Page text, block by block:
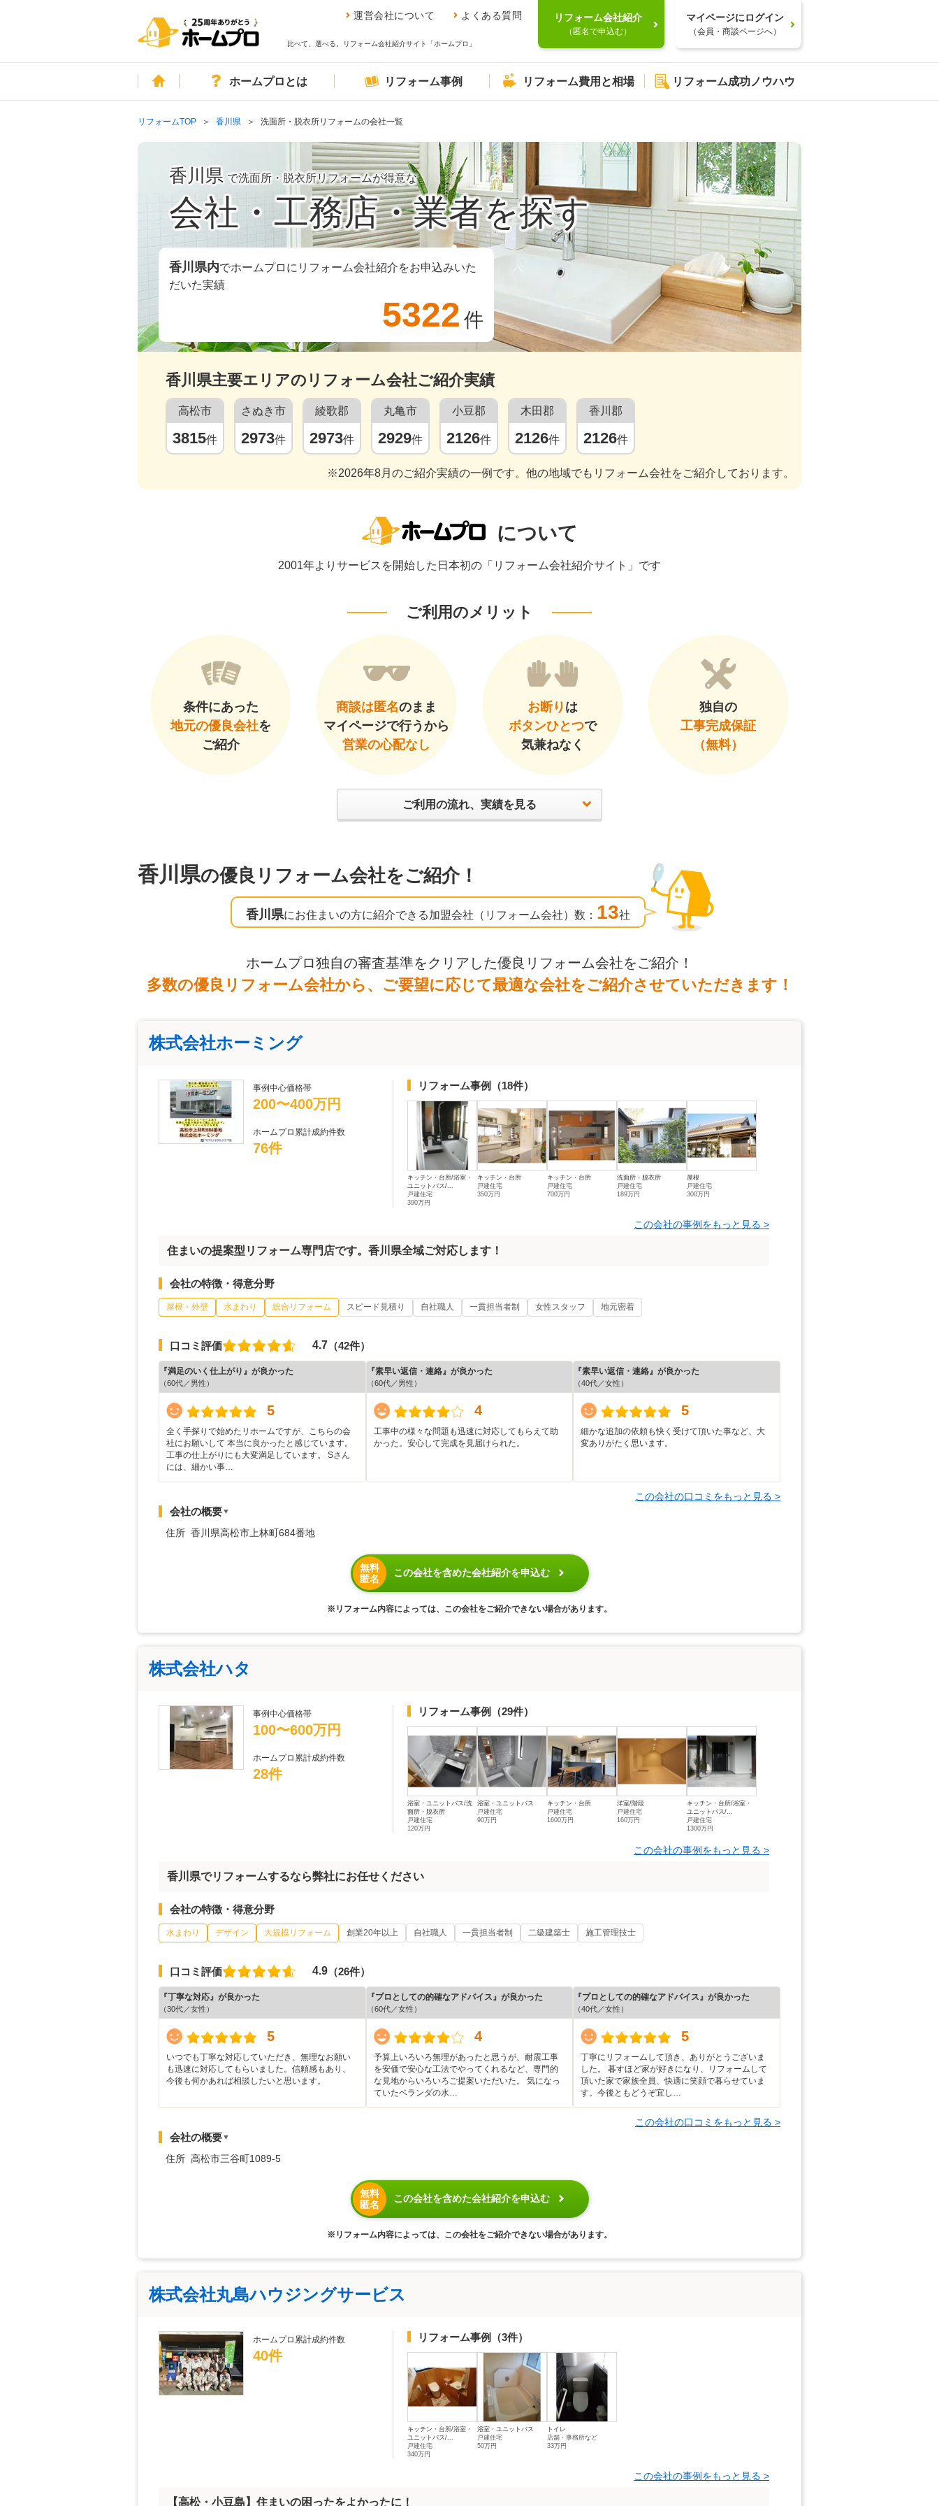
運営会社について よくある質問
比べて、選べる。リフォーム会社紹介サイト「ホームプロ」
リフォーム会社紹介
（匿名で申込む）
マイページにログイン
（会員・商談ページへ）
ホームホームプロとは リフォーム事例 リフォーム費用と相場 リフォーム成功ノウハウ
リフォームTOP 香川県 洗面所・脱衣所リフォームの会社一覧
香川県 で洗面所・脱衣所リフォームが得意な
会社・工務店・業者を探す
香川県内でホームプロにリフォーム会社紹介をお申込みいた
だいた実績
5322 件
香川県主要エリアのリフォーム会社ご紹介実績
高松市
3815件
さぬき市
2973件
綾歌郡
2973件
丸亀市
2929件
小豆郡
2126件
木田郡
2126件
香川郡
2126件
※2026年8月のご紹介実績の一例です。他の地域でもリフォーム会社をご紹介しております。
について
2001年よりサービスを開始した日本初の「リフォーム会社紹介サイト」です
ご利用のメリット
条件にあった
地元の優良会社を
ご紹介
商談は匿名のまま
マイページで行うから
営業の心配なし
お断り は
ボタンひとつで
気兼ねなく
独自の
工事完成保証
（無料）
ご利用の流れ、実績を見る
香川県の優良リフォーム会社をご紹介！
香川県にお住まいの方に紹介できる加盟会社（リフォーム会社）数： 13社
ホームプロ独自の審査基準をクリアした優良リフォーム会社をご紹介！
多数の優良リフォーム会社から、ご要望に応じて最適な会社をご紹介させていただきます！
株式会社ホーミング
事例中心価格帯
200〜400万円
ホームプロ累計成約件数
76件
リフォーム事例 （18件）
キッチン・台所/浴室・
ユニットバス/...
戸建住宅
390万円
キッチン・台所
戸建住宅
350万円
キッチン・台所
戸建住宅
700万円
洗面所・脱衣所
戸建住宅
189万円
屋根
戸建住宅
300万円
この会社の事例をもっと見る >
住まいの提案型リフォーム専門店です。香川県全域ご対応します！
会社の特徴・得意分野
屋根・外壁 水まわり 総合リフォーム スピード見積り 自社職人 一貫担当者制 女性スタッフ 地元密着
口コミ評価 4.7 （42件）
『満足のいく仕上がり』が良かった
（60代／男性）
5
全く手探りで始めたリホームですが、こちらの会
社にお願いして 本当に良かったと感じています。
工事の仕上がりにも大変満足しています。 Sさん
には、細かい事…
『素早い返信・連絡』が良かった
（60代／男性）
4
工事中の様々な問題も迅速に対応してもらえて助
かった。安心して完成を見届けられた。
『素早い返信・連絡』が良かった
（40代／女性）
5
細かな追加の依頼も快く受けて頂いた事など、大
変ありがたく思います。
この会社の口コミをもっと見る >
会社の概要▼
住所 香川県高松市上林町684番地
無料
匿名
この会社を含めた会社紹介を申込む
※リフォーム内容によっては、この会社をご紹介できない場合があります。
株式会社ハタ
事例中心価格帯
100〜600万円
ホームプロ累計成約件数
28件
リフォーム事例 （29件）
浴室・ユニットバス/洗
面所・脱衣所
戸建住宅
120万円
浴室・ユニットバス
戸建住宅
90万円
キッチン・台所
戸建住宅
1600万円
洋室/階段
戸建住宅
160万円
キッチン・台所/浴室・
ユニットバス/...
戸建住宅
1300万円
この会社の事例をもっと見る >
香川県でリフォームするなら弊社にお任せください
会社の特徴・得意分野
水まわり デザイン 大規模リフォーム 創業20年以上 自社職人 一貫担当者制 二級建築士 施工管理技士
口コミ評価 4.9 （26件）
『丁寧な対応』が良かった
（30代／女性）
5
いつでも丁寧な対応していただき、無理なお願い
も迅速に対応してもらいました。信頼感もあり、
今後も何かあれば相談したいと思います。
『プロとしての的確なアドバイス』が良かった
（60代／女性）
4
予算上いろいろ無理があったと思うが、耐震工事
を安価で安心な工法でやってくれるなど、専門的
な見地からいろいろご提案いただいた。 気になっ
ていたベランダの水…
『プロとしての的確なアドバイス』が良かった
（40代／女性）
5
丁寧にリフォームして頂き、ありがとうございま
した。 暮すほど家が好きになり、リフォームして
頂いた家で家族全員、快適に笑顔で暮らせていま
す。今後ともどうぞ宜し…
この会社の口コミをもっと見る >
会社の概要▼
住所 高松市三谷町1089-5
無料
匿名
この会社を含めた会社紹介を申込む
※リフォーム内容によっては、この会社をご紹介できない場合があります。
株式会社丸島ハウジングサービス
ホームプロ累計成約件数
40件
リフォーム事例 （3件）
キッチン・台所/浴室・
ユニットバス/...
戸建住宅
340万円
浴室・ユニットバス
戸建住宅
50万円
トイレ
店舗・事務所など
33万円
この会社の事例をもっと見る >
【高松・小豆島】住まいの困ったをよかったに！